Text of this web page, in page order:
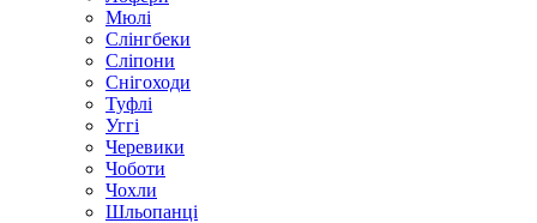
Мюлі
Слінгбеки
Сліпони
Снігоходи
Туфлі
Уггі
Черевики
Чоботи
Чохли
Шльопанці